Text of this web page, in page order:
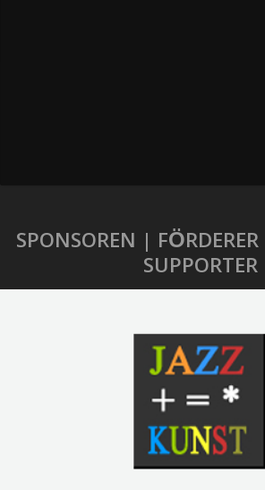
SPONSOREN |
SUPPORTER